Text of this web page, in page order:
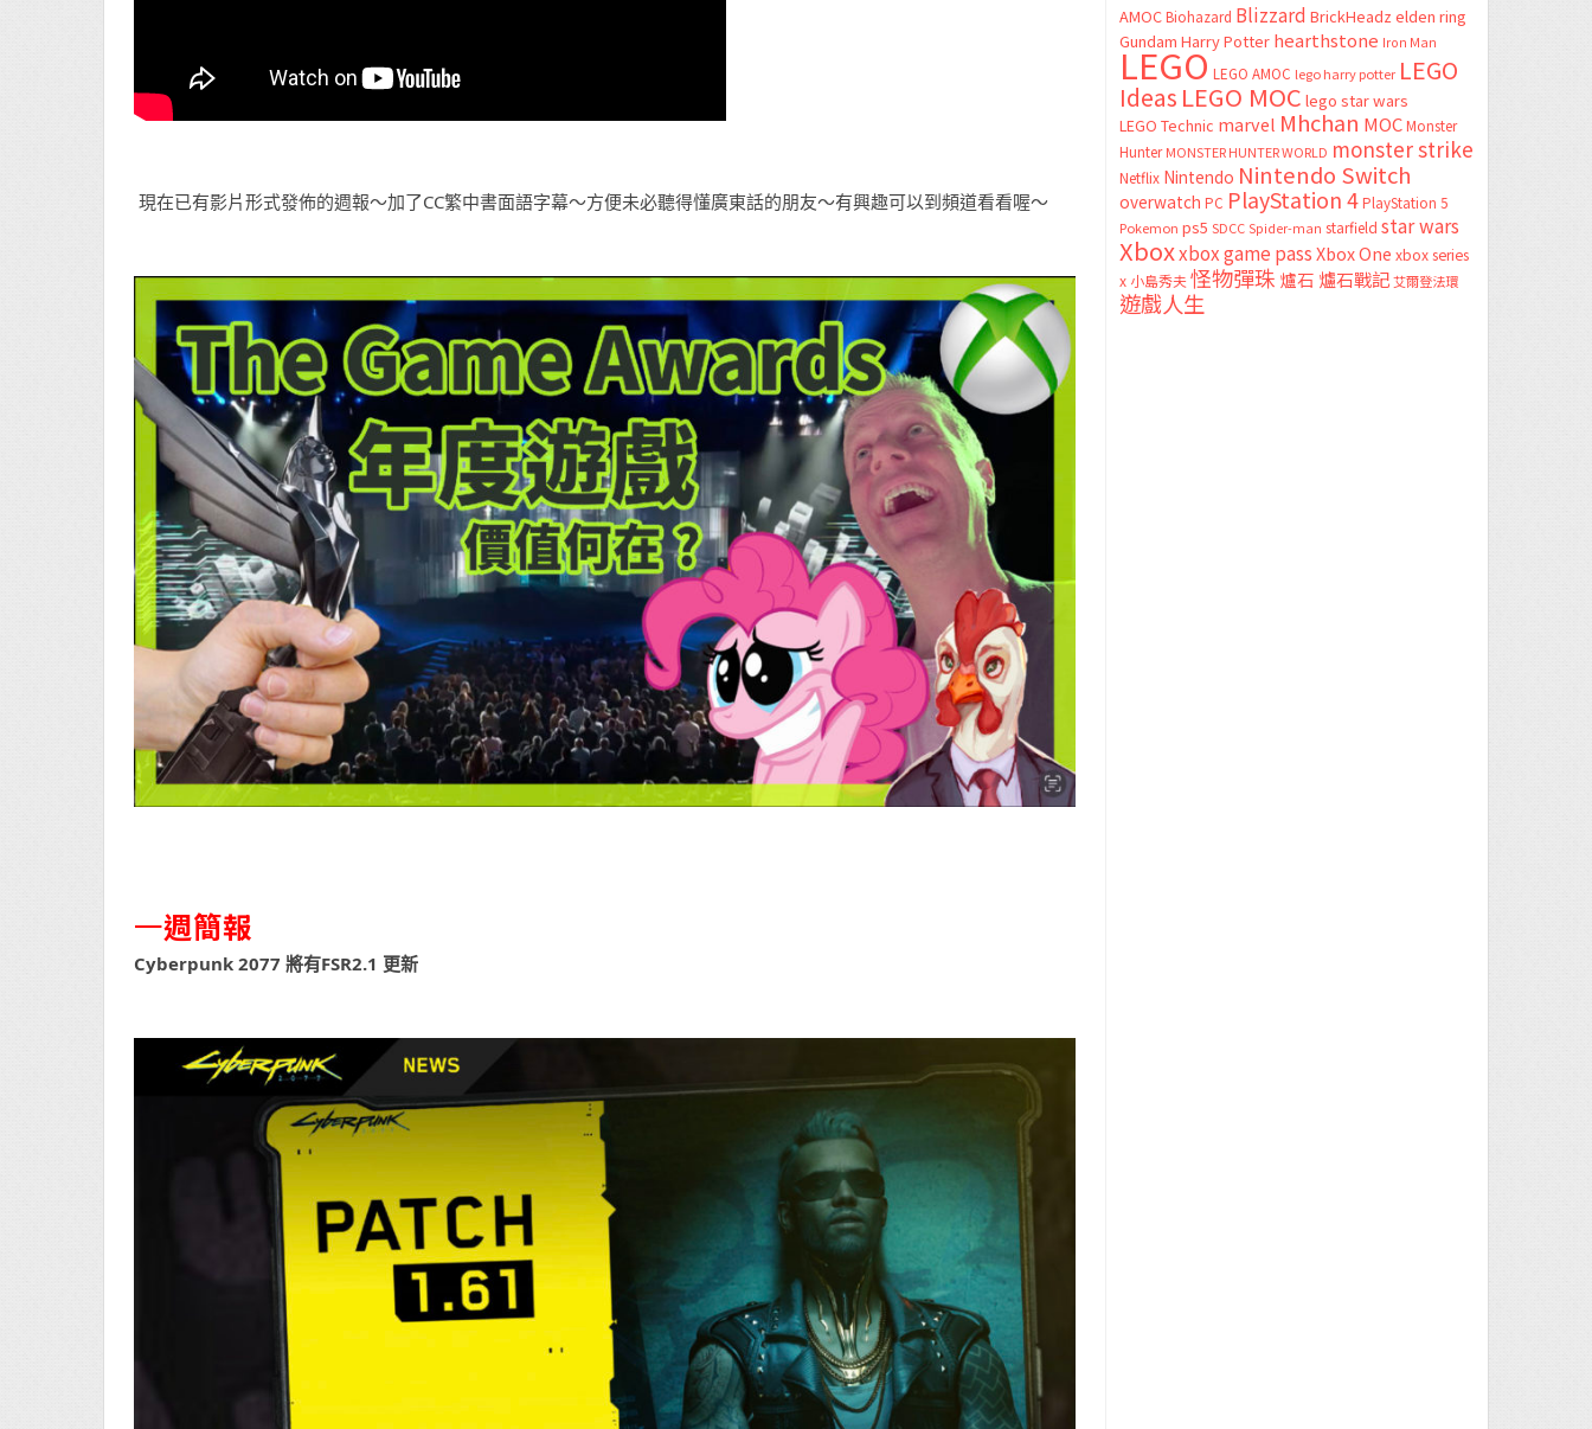
現在已有影片形式發佈的週報～加了CC繁中書面語字幕～方便未必聽得懂廣東話的朋友～有興趣可以到頻道看看喔～
一週簡報
Cyberpunk 2077 將有FSR2.1 更新
AMOC Biohazard Blizzard BrickHeadz elden ring
Gundam Harry Potter hearthstone Iron Man
LEGO LEGO AMOC lego harry potter LEGO
Ideas LEGO MOC lego star wars
LEGO Technic marvel Mhchan MOC Monster
Hunter MONSTER HUNTER WORLD monster strike
Netflix Nintendo Nintendo Switch
overwatch PC PlayStation 4 PlayStation 5
Pokemon ps5 SDCC Spider-man starfield star wars
Xboxxbox game passXbox One xbox series
x 小島秀夫怪物彈珠 爐石 爐石戰記艾爾登法環
遊戲人生